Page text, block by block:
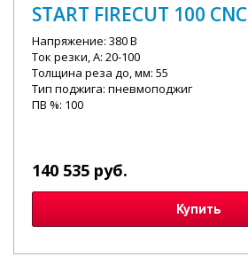
START FIRECUT 100 CNC
Напряжение: 380 В
Ток резки, А: 20-100
Толщина реза до, мм: 55
Тип поджига: пневмоподжиг
ПВ %: 100
140 535 руб.
Купить